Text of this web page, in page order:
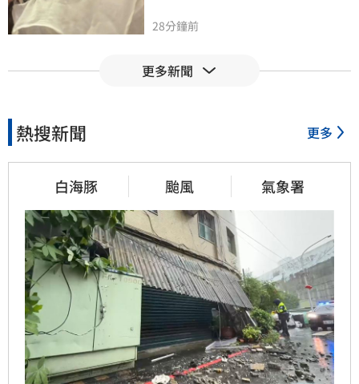
28分鐘前
白海豚持續逼近　公路局預警
台中里長注意！檢察長籲「赴
中旅遊小心」
31分鐘前
「我是台灣人」胸章產地中
國　Cheap酸爆
41分鐘前
更多新聞
熱搜新聞 更多
白海豚 颱風 氣象署